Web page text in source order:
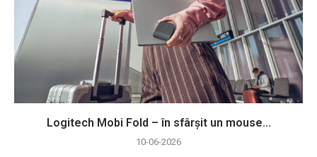
Logitech Mobi Fold – în sfârșit un mouse...
10-06-2026